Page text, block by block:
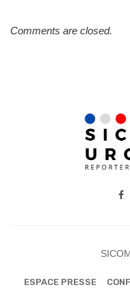
Comments are closed.
ESPACE PRESSE